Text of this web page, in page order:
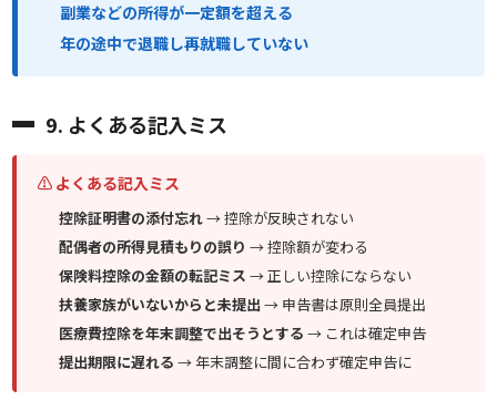
副業などの所得が一定額を超える
年の途中で退職し再就職していない
9. よくある記入ミス
⚠ よくある記入ミス
控除証明書の添付忘れ→ 控除が反映されない
配偶者の所得見積もりの誤り → 控除額が変わる
保険料控除の金額の転記ミス → 正しい控除にならない
扶養家族がいないからと未提出→ 申告書は原則全員提出
医療費控除を年末調整で出そうとする → これは確定申告
提出期限に遅れる → 年末調整に間に合わず確定申告に